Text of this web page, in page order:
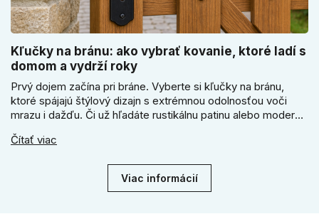
Kľučky na bránu: ako vybrať kovanie, ktoré ladí s
domom a vydrží roky
Prvý dojem začína pri bráne. Vyberte si kľučky na bránu,
ktoré spájajú štýlový dizajn s extrémnou odolnosťou voči
mrazu i dažďu. Či už hľadáte rustikálnu patinu alebo moderné
vydrží roky. Zabezpečte svoj vstup kvalitou, ktorá prežije
Čítať viac
Viac informácií